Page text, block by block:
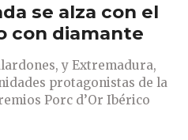
se alza con el
con diamante
y Extremadura,
protagonistas de la
Porc d’Or Ibérico